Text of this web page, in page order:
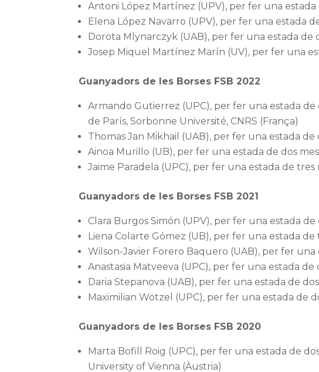
Antoni López Martínez (UPV), per fer una
Elena López Navarro (UPV), per fer una estada
Dorota Mlynarczyk (UAB), per fer una estada de
Josep Miquel Martínez Marín (UV), per fer una
Guanyadors de les Borses FSB 2022
Armando Gutierrez (UPC), per fer una estada
de París, Sorbonne Université, CNRS (França)
Thomas Jan Mikhail (UAB), per fer una estada de
Ainoa Murillo (UB), per fer una estada de dos
Jaime Paradela (UPC), per fer una estada de
Guanyadors de les Borses FSB 2021
Clara Burgos Simón (UPV), per fer una estada
Liena Colarte Gómez (UB), per fer una estada
Wilson-Javier Forero Baquero (UAB), per fer una
Anastasia Matveeva (UPC), per fer una estada de
Daria Stepanova (UAB), per fer una estada de
Maximilian Wötzel (UPC), per fer una estada de
Guanyadors de les Borses FSB 2020
Marta Bofill Roig (UPC), per fer una estada de
University of Vienna (Àustria)